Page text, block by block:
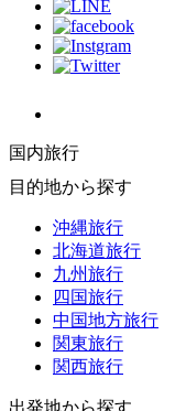
国内旅行
目的地から探す
沖縄旅行
北海道旅行
九州旅行
四国旅行
中国地方旅行
関東旅行
関西旅行
出発地から探す